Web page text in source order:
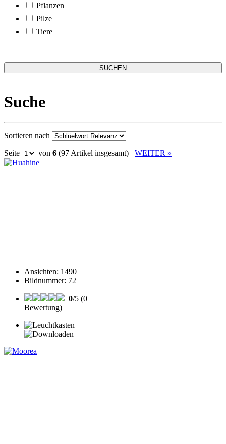
Pflanzen
Pilze
Tiere
Suche
Sortieren nach
Seite von 6 (97 Artikel insgesamt) WEITER »
Ansichten: 1490
Bildnummer: 72
0/5 (0
Bewertung)